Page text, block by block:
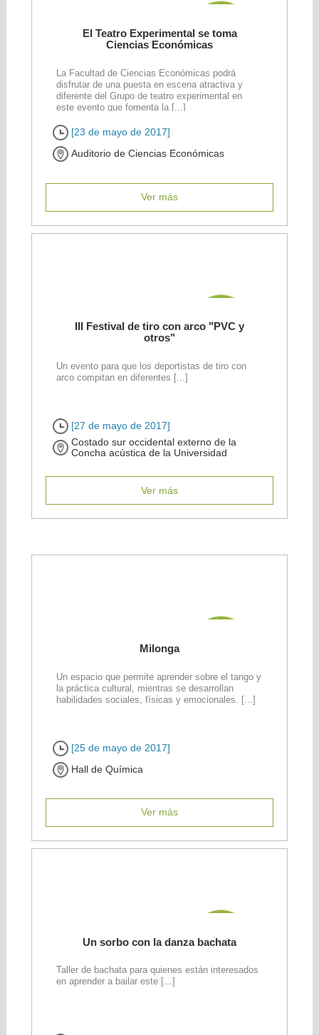
El Teatro Experimental se toma
Ciencias Económicas
La Facultad de Ciencias Económicas podrá
disfrutar de una puesta en escena atractiva y
diferente del Grupo de teatro experimental en
este evento que fomenta la [...]
[23 de mayo de 2017]
Auditorio de Ciencias Económicas
Ver más
III Festival de tiro con arco "PVC y
otros"
Un evento para que los deportistas de tiro con
arco compitan en diferentes [...]
[27 de mayo de 2017]
Costado sur occidental externo de la
Concha acústica de la Universidad
Ver más
Milonga
Un espacio que permite aprender sobre el tango y
la práctica cultural, mientras se desarrollan
habilidades sociales, físicas y emocionales. [...]
[25 de mayo de 2017]
Hall de Química
Ver más
Un sorbo con la danza bachata
Taller de bachata para quienes están interesados
en aprender a bailar este [...]